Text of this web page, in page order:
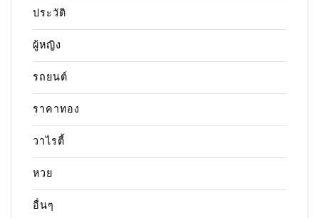
ประวัติ
ผู้หญิง
รถยนต์
ราคาทอง
วาไรตี้
หวย
อื่นๆ